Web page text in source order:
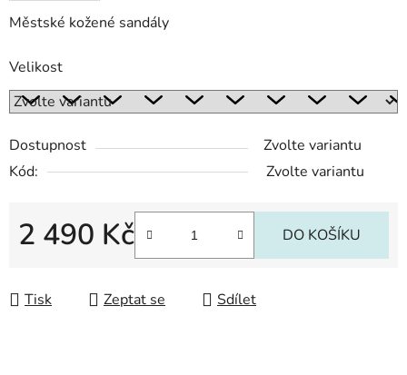
Městské kožené sandály
Velikost
Dostupnost
Zvolte variantu
Kód:
Zvolte variantu
2 490 Kč DO KOŠÍKU
Tisk Zeptat se Sdílet